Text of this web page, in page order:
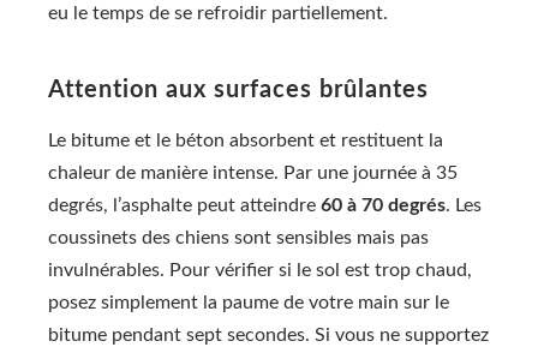
eu le temps de se refroidir partiellement.
Attention aux surfaces brûlantes
Le bitume et le béton absorbent et restituent la
chaleur de manière intense. Par une journée à 35
degrés, l’asphalte peut atteindre 60 à 70 degrés. Les
coussinets des chiens sont sensibles mais pas
invulnérables. Pour vérifier si le sol est trop chaud,
posez simplement la paume de votre main sur le
bitume pendant sept secondes. Si vous ne supportez